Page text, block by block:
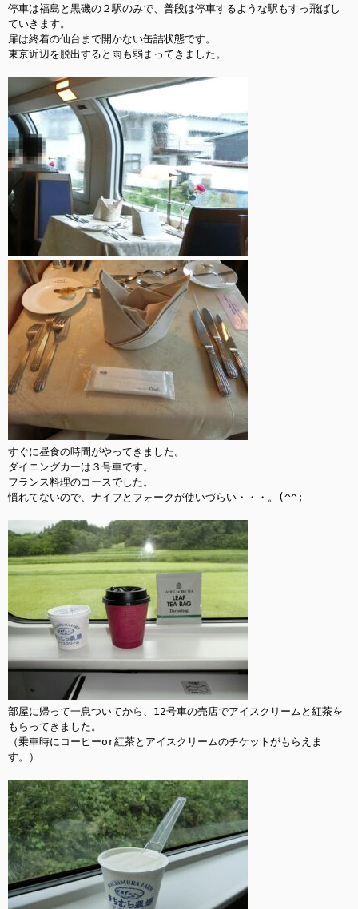
停車は福島と黒磯の２駅のみで、普段は停車するような駅もすっ飛ばし
ていきます。
扉は終着の仙台まで開かない缶詰状態です。
東京近辺を脱出すると雨も弱まってきました。
すぐに昼食の時間がやってきました。
ダイニングカーは３号車です。
フランス料理のコースでした。
慣れてないので、ナイフとフォークが使いづらい・・・。(^^;
部屋に帰って一息ついてから、12号車の売店でアイスクリームと紅茶を
もらってきました。
（乗車時にコーヒーor紅茶とアイスクリームのチケットがもらえま
す。）